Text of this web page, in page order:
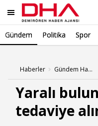
Gündem Politika Spor
Haberler Gündem Haberleri
Yaralı
tedaviye